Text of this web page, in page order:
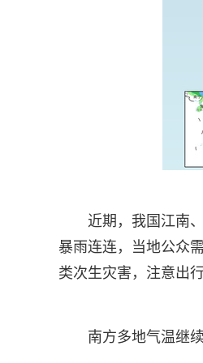
近期，我国江南
暴雨连连，当地公众
类次生灾害，注意出行
南方多地气温继